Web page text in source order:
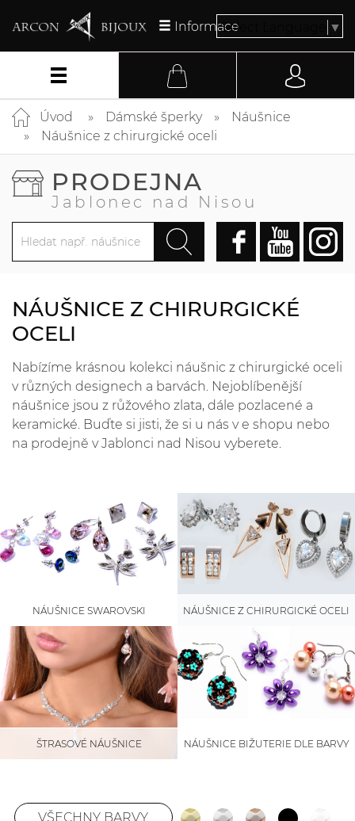
InformaceSelect Language ▼
Úvod Dámské šperky
Náušnice
Náušnice z chirurgické oceli
PRODEJNA
Jablonec nad Nisou
NÁUŠNICE Z CHIRURGICKÉ
OCELI
Nabízíme krásnou kolekci náušnic z chirurgické oceli
v různých designech a barvách. Nejoblíbenější
náušnice jsou z růžového zlata, dále pozlacené a
keramické. Buďte si jisti, že si u nás v e shopu nebo
na prodejně v Jablonci nad Nisou vyberete.
NÁUŠNICE SWAROVSKI NÁUŠNICE Z CHIRURGICKÉ OCELI
ŠTRASOVÉ NÁUŠNICE NÁUŠNICE BIŽUTERIE DLE BARVY
VŠECHNY BARVY